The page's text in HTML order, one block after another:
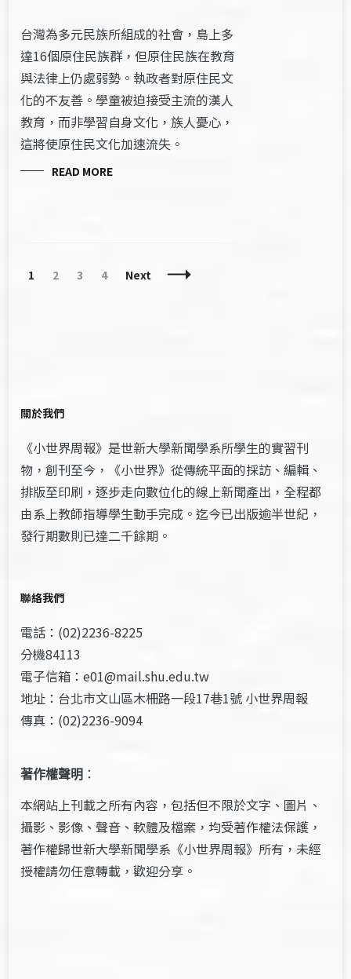
台灣為多元民族所組成的社會，島上多
達16個原住民族群，但原住民族在教育
與法律上仍處弱勢。執政者對原住民文
化的不友善。學童被迫接受主流的漢人
教育，而非學習自身文化，族人憂心，
這將使原住民文化加速流失。
READ MORE
Posts
Page
1 Page
2 Page
3 Page
4 Next
關於我們
《小世界周報》是世新大學新聞學系所學生的實習刊
物，創刊至今，《小世界》從傳統平面的採訪、編輯、
排版至印刷，逐步走向數位化的線上新聞產出，全程都
由系上教師指導學生動手完成。迄今已出版逾半世紀，
發行期數則已達二千餘期。
聯絡我們
電話：(02)2236-8225
分機84113
電子信箱：e01@mail.shu.edu.tw
地址：台北市文山區木柵路一段17巷1號 小世界周報
傳真：(02)2236-9094
著作權聲明 ：
本網站上刊載之所有內容，包括但不限於文字、圖片、
攝影、影像、聲音、軟體及檔案，均受著作權法保護，
著作權歸世新大學新聞學系《小世界周報》所有，未經
授權請勿任意轉載，歡迎分享。